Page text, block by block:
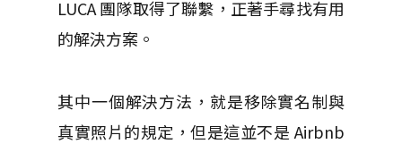
LUCA 團隊取得了聯繫，正著手尋找有用
的解決方案。
其中一個解決方法，就是移除實名制與
真實照片的規定，但是這並不是 Airbnb